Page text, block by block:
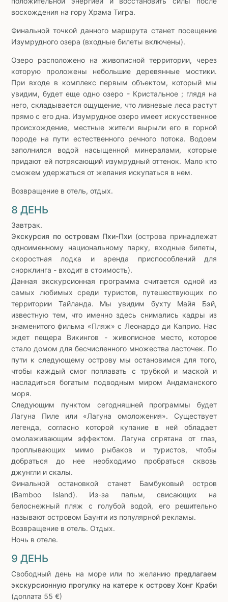
восхождения на гору Храма Тигра.
Финальной точкой данного маршрута станет посещение
Изумрудного озера (входные билеты включены).
Озеро расположено на живописной территории, через
которую проложены небольшие деревянные мостики.
При входе в комплекс первым объектом, который мы
увидим, будет еще одно озеро - Кристальное ; глядя на
него, складывается ощущение, что ливневые леса растут
прямо с его дна. Изумрудное озеро имеет искусственное
происхождение, местные жители вырыли его в горной
породе на пути естественного речного потока. Водоем
заполнился водой насыщенной минералами, которые
придают ей потрясающий изумрудный оттенок. Мало кто
сможем удержаться от желания искупаться в нем.
Возвращение в отель, отдых.
8 ДЕНЬ
Завтрак.
Экскурсия по островам Пхи-Пхи (острова принадлежат
одноименному национальному парку, входные билеты,
скоростная лодка и аренда приспособлений для
снорклинга - входит в стоимость).
Данная экскурсионная программа считается одной из
самых любимых среди туристов, путешествующих по
территории Тайланда. Мы увидим бухту Майя Бэй,
известную тем, что именно здесь снимались кадры из
знаменитого фильма «Пляж» с Леонардо ди Каприо. Нас
ждет пещера Викингов - живописное место, которое
стало домом для бесчисленного множества ласточек. По
пути к следующему острову мы остановимся для того,
чтобы каждый смог поплавать с трубкой и маской и
насладиться богатым подводным миром Андаманского
моря.
Следующим пунктом сегодняшней программы будет
Лагуна Пиле или «Лагуна омоложения». Существует
легенда, согласно которой купание в ней обладает
омолаживающим эффектом. Лагуна спрятана от глаз,
проплывающих мимо рыбаков и туристов, чтобы
добраться до нее необходимо пробраться сквозь
джунгли и скалы.
Финальной остановкой станет Бамбуковый остров
(Bamboo Island). Из-за пальм, свисающих на
белоснежный пляж с голубой водой, его решительно
называют островом Баунти из популярной рекламы.
Возвращение в отель. Отдых.
Ночь в отеле.
9 ДЕНЬ
Свободный день на море или по желанию предлагаем
экскурсионную прогулку на катере к острову Хонг Краби
(доплата 55 €)